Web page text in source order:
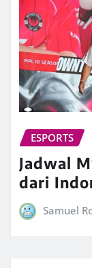
ESPORTS
Jadwal
dari
Samuel